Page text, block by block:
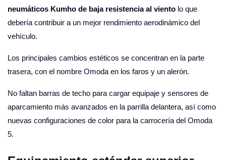
neumáticos Kumho de baja resistencia al viento lo que
debería contribuir a un mejor rendimiento aerodinámico del
vehículo.
Los principales cambios estéticos se concentran en la parte
trasera, con el nombre Omoda en los faros y un alerón.
No faltan barras de techo para cargar equipaje y sensores de
aparcamiento más avanzados en la parrilla delantera, así como
nuevas configuraciones de color para la carrocería del Omoda
5.